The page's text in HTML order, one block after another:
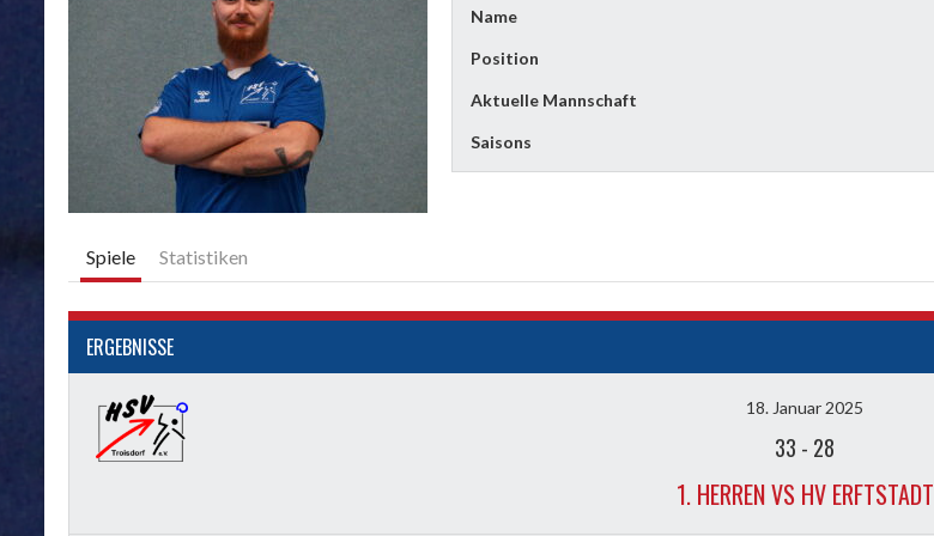
Name
Position
Aktuelle Mannschaft
Saisons
Spiele Statistiken
ERGEBNISSE
18. Januar 2025
33 - 28
1. HERREN VS HV ERFTSTADT